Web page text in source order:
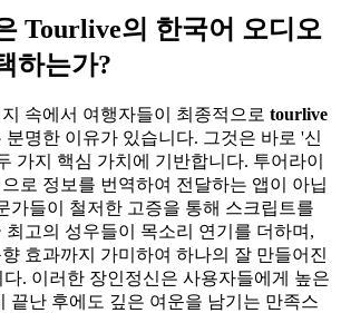
Tourlive의 한국어 오디오
하는가?
속에서 여행자들이 최종적으로 tourlive
분명한 이유가 있습니다. 그것은 바로 '신
가지 핵심 가치에 기반합니다. 투어라이
로 정보를 번역하여 전달하는 앱이 아닙
가들이 철저한 고증을 통해 스크립트를
최고의 성우들이 목소리 연기를 더하며,
효과까지 가미하여 하나의 잘 만들어진
. 이러한 장인정신은 사용자들에게 높은
끝난 후에도 깊은 여운을 남기는 만족스